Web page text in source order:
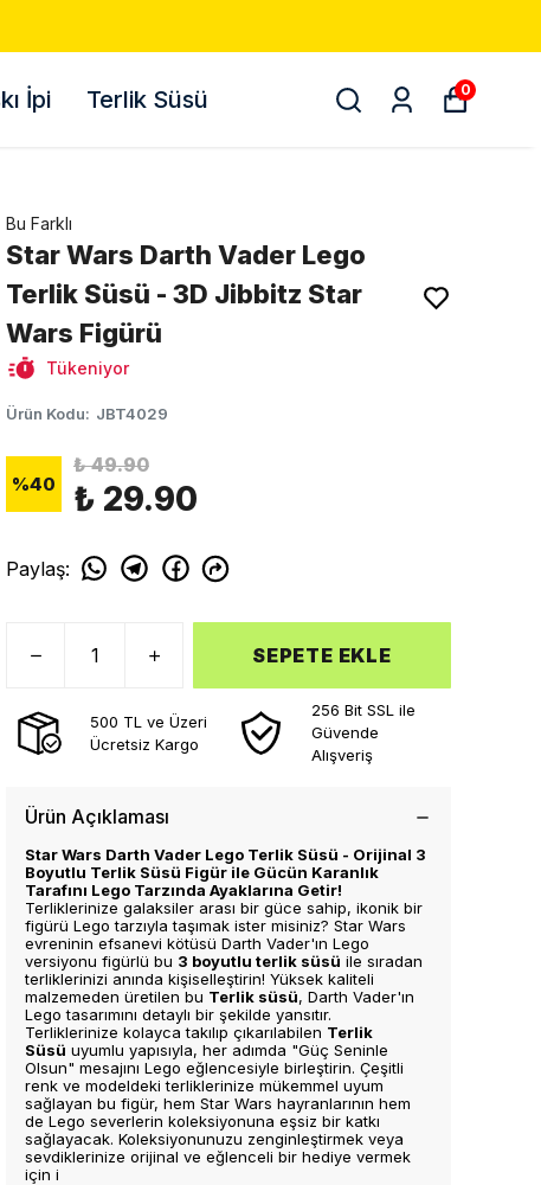
İpi Terlik Süsü 0
Bu Farklı
Star Wars Darth Vader Lego
Terlik Süsü - 3D Jibbitz Star
Wars Figürü
Tükeniyor
Ürün Kodu: JBT4029
%40
₺ 49.90
₺ 29.90
Paylaş:
SEPETE EKLE
500 TL ve Üzeri
Ücretsiz Kargo
256 Bit SSL ile
Güvende
Alışveriş
Ürün Açıklaması
Star Wars Darth Vader Lego Terlik Süsü - Orijinal 3
Boyutlu Terlik Süsü Figür ile Gücün Karanlık
Tarafını Lego Tarzında Ayaklarına Getir!
Terliklerinize galaksiler arası bir güce sahip, ikonik bir
figürü Lego tarzıyla taşımak ister misiniz? Star Wars
evreninin efsanevi kötüsü Darth Vader'ın Lego
versiyonu figürlü bu 3 boyutlu terlik süsü ile sıradan
terliklerinizi anında kişiselleştirin! Yüksek kaliteli
malzemeden üretilen bu Terlik süsü, Darth Vader'ın
Lego tasarımını detaylı bir şekilde yansıtır.
Terliklerinize kolayca takılıp çıkarılabilen Terlik
Süsü uyumlu yapısıyla, her adımda "Güç Seninle
Olsun" mesajını Lego eğlencesiyle birleştirin. Çeşitli
renk ve modeldeki terliklerinize mükemmel uyum
sağlayan bu figür, hem Star Wars hayranlarının hem
de Lego severlerin koleksiyonuna eşsiz bir katkı
sağlayacak. Koleksiyonunuzu zenginleştirmek veya
sevdiklerinize orijinal ve eğlenceli bir hediye vermek
için i